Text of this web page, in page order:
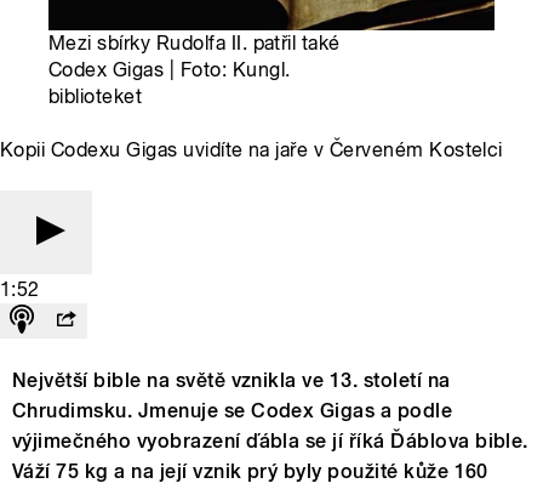
Mezi sbírky Rudolfa II. patřil také
Codex Gigas | Foto: Kungl.
biblioteket
Kopii Codexu Gigas uvidíte na jaře v Červeném Kostelci
1:52
Největší bible na světě vznikla ve 13. století na
Chrudimsku. Jmenuje se Codex Gigas a podle
výjimečného vyobrazení ďábla se jí říká Ďáblova bible.
Váží 75 kg a na její vznik prý byly použité kůže 160